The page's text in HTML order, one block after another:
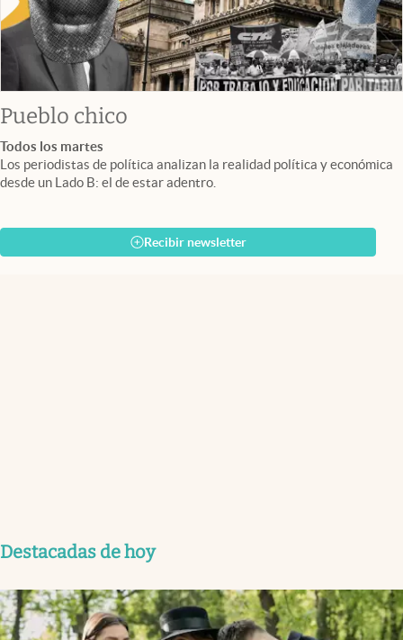
Pueblo chico
Todos los martes
Los periodistas de política analizan la realidad política y económica
desde un Lado B: el de estar adentro.
Recibir newsletter
Destacadas de hoy